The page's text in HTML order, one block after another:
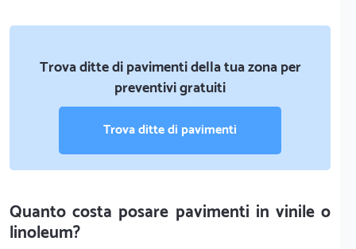
Trova ditte di pavimenti della tua zona per
preventivi gratuiti
Trova ditte di pavimenti
Quanto costa posare pavimenti in vinile o
linoleum?